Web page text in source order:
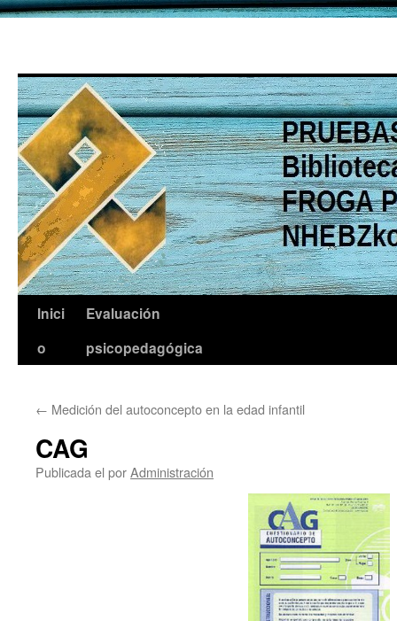
Saltar
Inici
o
Evaluación
psicopedagógica
← Medición del autoconcepto en la edad infantil
CAG
Publicada el porAdministración